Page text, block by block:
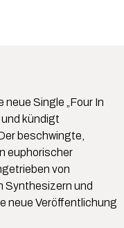
Single „Four In
und kündigt
beschwingte,
euphorischer
von
Synthesizern und
neue Veröffentlichung